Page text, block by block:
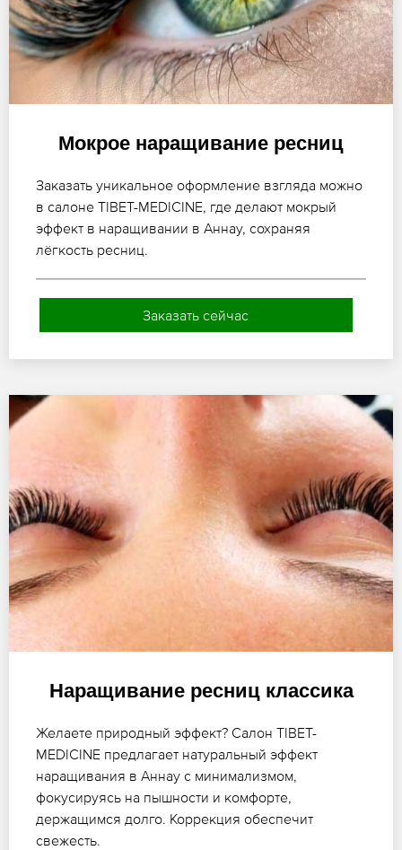
Мокрое наращивание ресниц
Заказать уникальное оформление взгляда можно
в салоне TIBET-MEDICINE, где делают мокрый
эффект в наращивании в Аннау, сохраняя
лёгкость ресниц.
Заказать сейчас
Наращивание ресниц классика
Желаете природный эффект? Салон TIBET-
MEDICINE предлагает натуральный эффект
наращивания в Аннау с минимализмом,
фокусируясь на пышности и комфорте,
держащимся долго. Коррекция обеспечит
свежесть.